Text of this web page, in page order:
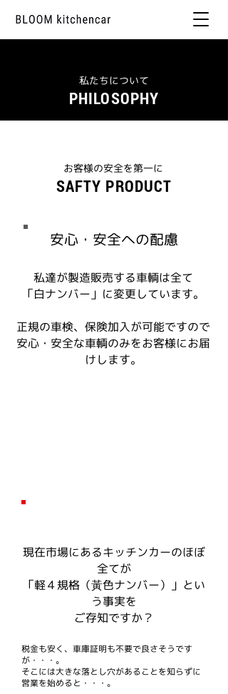
私たちについて
PHILOSOPHY
お客様の安全を第一に
SAFTY PRODUCT
安心・安全への配慮
私達が製造販売する車輌は全て
「白ナンバー」に変更しています。
正規の車検、保険加入が可能ですので
安心・安全な車輌のみをお客様にお届
けします。
現在市場にあるキッチンカーのほぼ
全てが
「軽４規格（黃色ナンバー）」とい
う事実を
ご存知ですか？
税金も安く、車庫証明も不要で良さそうです
が・・・。
そこには大きな落とし穴があることを知らずに
営業を始めると・・・。